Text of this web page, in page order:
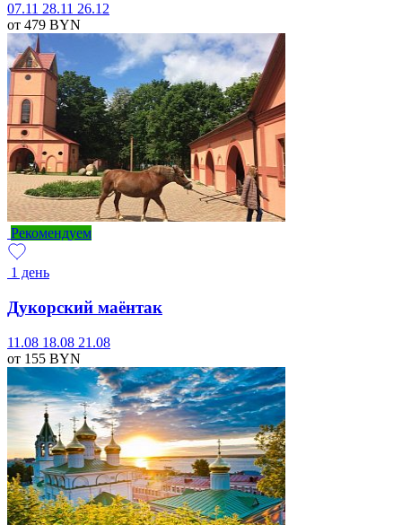
07.11 28.11 26.12
от 479 BYN
Рекомендуем
1 день
Дукорский маёнтак
11.08 18.08 21.08
от 155 BYN